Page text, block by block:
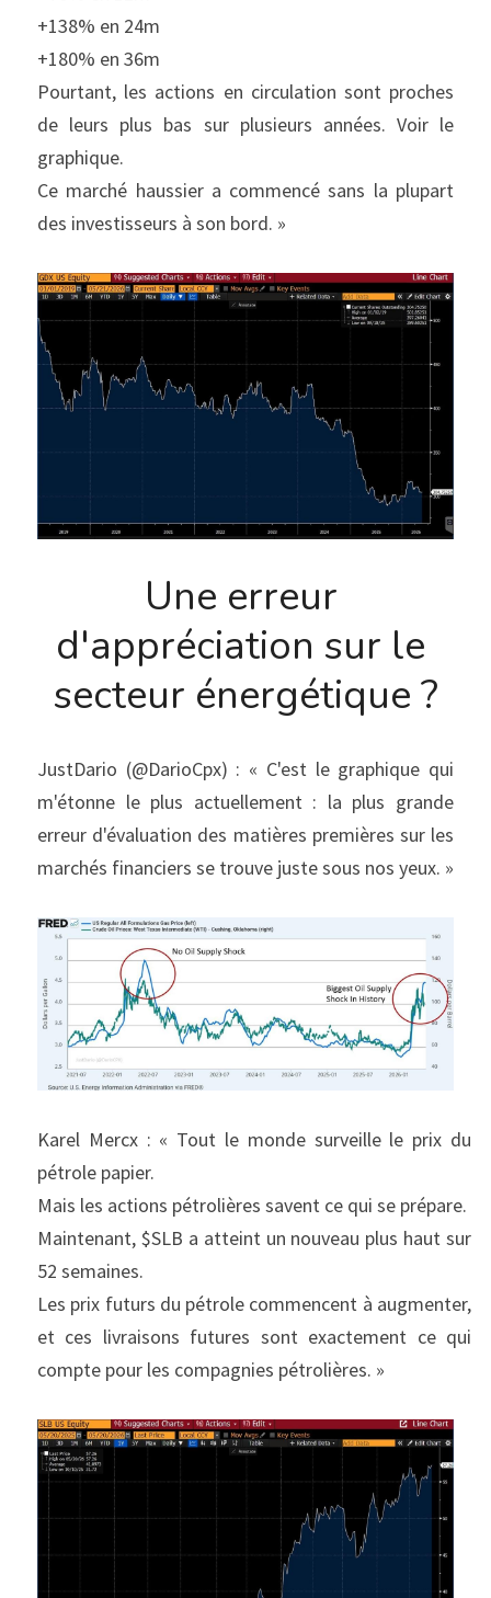
+138% en 24m
+180% en 36m
Pourtant, les actions en circulation sont proches
de leurs plus bas sur plusieurs années. Voir le
graphique.
Ce marché haussier a commencé sans la plupart
des investisseurs à son bord. »
Une erreur
d'appréciation sur le
secteur énergétique ?
JustDario (@DarioCpx) : « C'est le graphique qui
m'étonne le plus actuellement : la plus grande
erreur d'évaluation des matières premières sur les
marchés financiers se trouve juste sous nos yeux. »
Karel Mercx : « Tout le monde surveille le prix du
pétrole papier.
Mais les actions pétrolières savent ce qui se prépare.
Maintenant, $SLB a atteint un nouveau plus haut sur
52 semaines.
Les prix futurs du pétrole commencent à augmenter,
et ces livraisons futures sont exactement ce qui
compte pour les compagnies pétrolières. »